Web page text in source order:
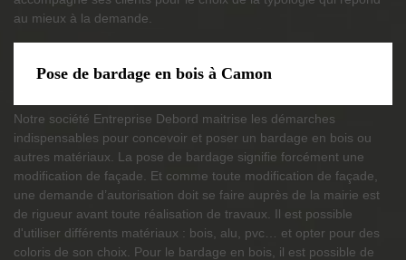
au mieux à la demande.
Pose de bardage en bois à Camon
Notre société Entreprise Debord maitrise les démarches
indispensables pour concevoir et poser un bardage en bois ou
autres matériaux. La pose de bardage signifie forcément une
modification de façade. Et comme toute modification de façade,
une demande d’autorisation doit se faire auprès de la mairie est
de rigueur avant toute réalisation de travaux. Il est possible
d'utiliser différents matériaux : bois, alu, pvc… et opter pour des
coloris de son choix. Pour le bardage en bois, il est possible de